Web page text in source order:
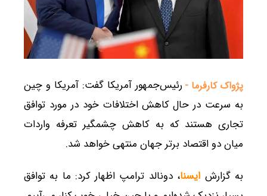
پژواک کارفرما - رئیس‌جمهور آمریکا گفت: آمریکا و چین
به سرعت در حال کاهش اختلافات خود در مورد توافق
تجاری هستند که به کاهش چشمگیر تعرفه واردات
میان دو اقتصاد برتر جهان منتهی خواهد شد.
به گزارش ایسنا، دونالد ترامپ اظهار کرد: ما به توافق